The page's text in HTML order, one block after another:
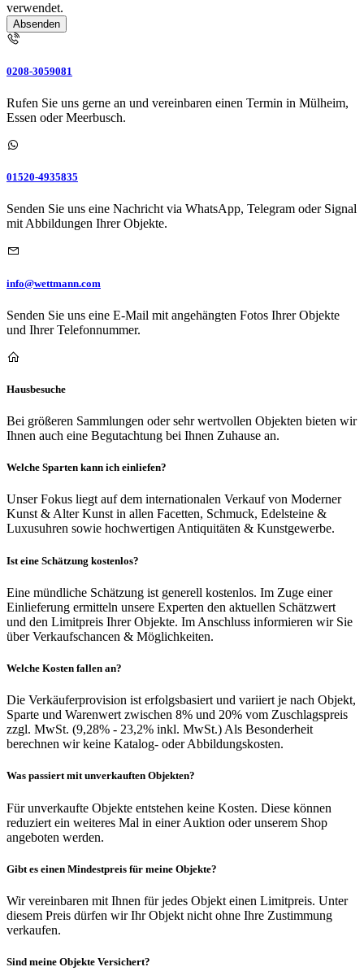
verwendet.
Absenden
0208-3059081
Rufen Sie uns gerne an und vereinbaren einen Termin in Mülheim,
Essen oder Meerbusch.
01520-4935835
Senden Sie uns eine Nachricht via WhatsApp, Telegram oder Signal
mit Abbildungen Ihrer Objekte.
info@wettmann.com
Senden Sie uns eine E-Mail mit angehängten Fotos Ihrer Objekte
und Ihrer Telefonnummer.
Hausbesuche
Bei größeren Sammlungen oder sehr wertvollen Objekten bieten wir
Ihnen auch eine Begutachtung bei Ihnen Zuhause an.
Welche Sparten kann ich einliefen?
Unser Fokus liegt auf dem internationalen Verkauf von Moderner
Kunst & Alter Kunst in allen Facetten, Schmuck, Edelsteine &
Luxusuhren sowie hochwertigen Antiquitäten & Kunstgewerbe.
Ist eine Schätzung kostenlos?
Eine mündliche Schätzung ist generell kostenlos. Im Zuge einer
Einlieferung ermitteln unsere Experten den aktuellen Schätzwert
und den Limitpreis Ihrer Objekte. Im Anschluss informieren wir Sie
über Verkaufschancen & Möglichkeiten.
Welche Kosten fallen an?
Die Verkäuferprovision ist erfolgsbasiert und variiert je nach Objekt,
Sparte und Warenwert zwischen 8% und 20% vom Zuschlagspreis
zzgl. MwSt. (9,28% - 23,2% inkl. MwSt.) Als Besonderheit
berechnen wir keine Katalog- oder Abbildungskosten.
Was passiert mit unverkauften Objekten?
Für unverkaufte Objekte entstehen keine Kosten. Diese können
reduziert ein weiteres Mal in einer Auktion oder unserem Shop
angeboten werden.
Gibt es einen Mindestpreis für meine Objekte?
Wir vereinbaren mit Ihnen für jedes Objekt einen Limitpreis. Unter
diesem Preis dürfen wir Ihr Objekt nicht ohne Ihre Zustimmung
verkaufen.
Sind meine Objekte Versichert?